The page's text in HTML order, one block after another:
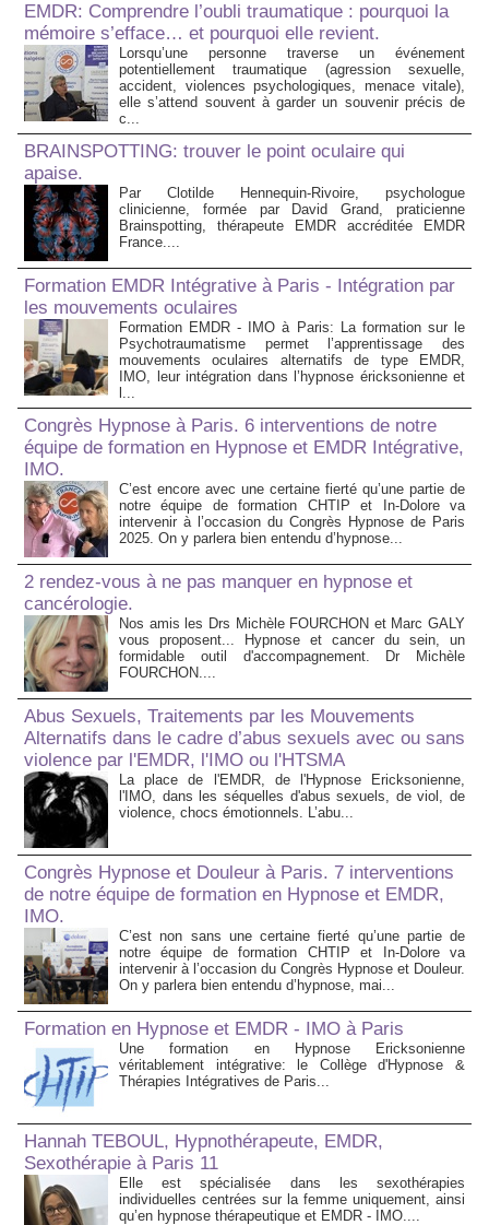
EMDR: Comprendre l’oubli traumatique : pourquoi la
mémoire s’efface… et pourquoi elle revient.
Lorsqu’une personne traverse un événement
potentiellement traumatique (agression sexuelle,
accident, violences psychologiques, menace vitale),
elle s’attend souvent à garder un souvenir précis de
c...
BRAINSPOTTING: trouver le point oculaire qui
apaise.
Par Clotilde Hennequin-Rivoire, psychologue
clinicienne, formée par David Grand, praticienne
Brainspotting, thérapeute EMDR accréditée EMDR
France....
Formation EMDR Intégrative à Paris - Intégration par
les mouvements oculaires
Formation EMDR - IMO à Paris: La formation sur le
Psychotraumatisme permet l’apprentissage des
mouvements oculaires alternatifs de type EMDR,
IMO, leur intégration dans l’hypnose éricksonienne et
l...
Congrès Hypnose à Paris. 6 interventions de notre
équipe de formation en Hypnose et EMDR Intégrative,
IMO.
C’est encore avec une certaine fierté qu’une partie de
notre équipe de formation CHTIP et In-Dolore va
intervenir à l’occasion du Congrès Hypnose de Paris
2025. On y parlera bien entendu d’hypnose...
2 rendez-vous à ne pas manquer en hypnose et
cancérologie.
Nos amis les Drs Michèle FOURCHON et Marc GALY
vous proposent... Hypnose et cancer du sein, un
formidable outil d'accompagnement. Dr Michèle
FOURCHON....
Abus Sexuels, Traitements par les Mouvements
Alternatifs dans le cadre d’abus sexuels avec ou sans
violence par l'EMDR, l'IMO ou l'HTSMA
La place de l'EMDR, de l'Hypnose Ericksonienne,
l'IMO, dans les séquelles d'abus sexuels, de viol, de
violence, chocs émotionnels. L’abu...
Congrès Hypnose et Douleur à Paris. 7 interventions
de notre équipe de formation en Hypnose et EMDR,
IMO.
C’est non sans une certaine fierté qu’une partie de
notre équipe de formation CHTIP et In-Dolore va
intervenir à l’occasion du Congrès Hypnose et Douleur.
On y parlera bien entendu d’hypnose, mai...
Formation en Hypnose et EMDR - IMO à Paris
Une formation en Hypnose Ericksonienne
véritablement intégrative: le Collège d'Hypnose &
Thérapies Intégratives de Paris...
Hannah TEBOUL, Hypnothérapeute, EMDR,
Sexothérapie à Paris 11
Elle est spécialisée dans les sexothérapies
individuelles centrées sur la femme uniquement, ainsi
qu’en hypnose thérapeutique et EMDR - IMO....